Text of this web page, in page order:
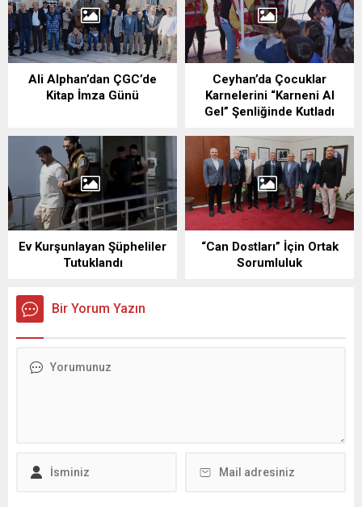
Ali Alphan’dan ÇGC’de
Kitap İmza Günü
Ceyhan’da Çocuklar
Karnelerini “Karneni Al
Gel” Şenliğinde Kutladı
Ev Kurşunlayan Şüpheliler
Tutuklandı
“Can Dostları” İçin Ortak
Sorumluluk
Bir Yorum Yazın